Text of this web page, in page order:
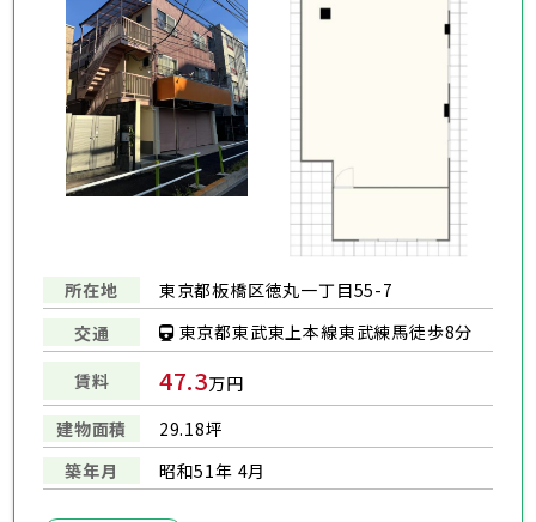
所在地
東京都板橋区徳丸一丁目55-7
交通
東京都東武東上本線東武練馬徒歩8分
賃料 47.3万円
建物面積
29.18坪
築年月
昭和51年 4月